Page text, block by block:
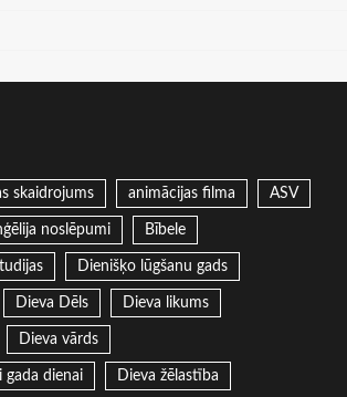
skaidrojums animācijas filma ASV
noslēpumi Bībele
Dienišķo lūgšanu gads
Dieva Dēls Dieva likums
Dieva vārds
gada dienai Dieva žēlastība